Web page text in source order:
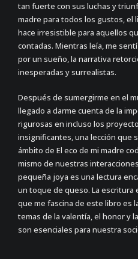
tan fuerte con sus luchas y
madre para todos los gustos, el
hace irresistible para aquellos
contadas. Mientras leía, me
por un sueño, la narrativa
inesperadas y surrealistas.
Después de sumergirme en el
llegado a darme cuenta de la
rigurosas en incluso los
insignificantes, una lección que
ámbito de El eco de mi madre
mismo de nuestras
pequeña joya es una lectura
un toque de queso. La escritura
que me fascina de este libro es
temas de la valentía, el honor y
son esenciales para nuestra